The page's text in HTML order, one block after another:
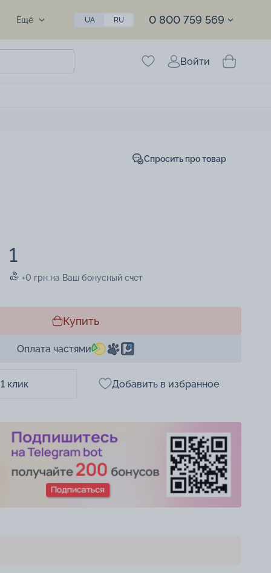
Ещё UA RU 0 800 759 569
Войти
Спросить про товар
1
+0 грн на Ваш бонусный счет
Купить
Оплата частями
клик Добавить в избранное